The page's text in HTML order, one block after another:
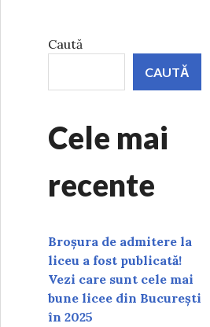
Caută
CAUTĂ
Cele mai
recente
Broșura de admitere la
liceu a fost publicată!
Vezi care sunt cele mai
bune licee din București
în 2025